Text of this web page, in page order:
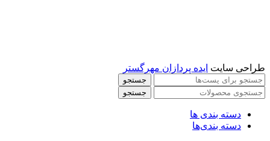
طراحی سایت ایده پردازان مهرگستر
جستجو
جستجو
دسته بندی ها
دسته بندی‌ها